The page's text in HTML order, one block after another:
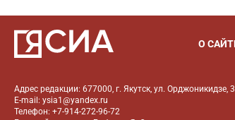
О
Адрес редакции: 677000, г. Якутск, ул. Орджоникидзе,
E-mail: ysia1@yandex.ru
Телефон: +7-914-272-96-72